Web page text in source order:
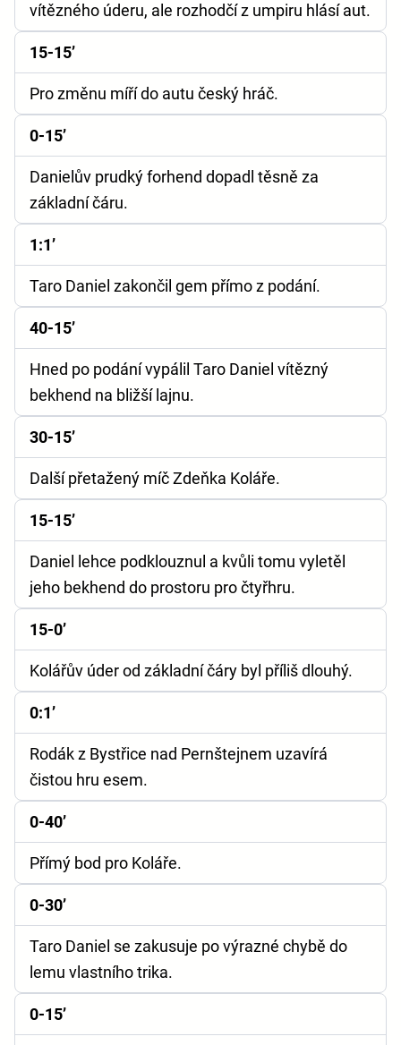
vítězného úderu, ale rozhodčí z umpiru hlásí aut.
15-15’
Pro změnu míří do autu český hráč.
0-15’
Danielův prudký forhend dopadl těsně za
základní čáru.
1:1’
Taro Daniel zakončil gem přímo z podání.
40-15’
Hned po podání vypálil Taro Daniel vítězný
bekhend na bližší lajnu.
30-15’
Další přetažený míč Zdeňka Koláře.
15-15’
Daniel lehce podklouznul a kvůli tomu vyletěl
jeho bekhend do prostoru pro čtyřhru.
15-0’
Kolářův úder od základní čáry byl příliš dlouhý.
0:1’
Rodák z Bystřice nad Pernštejnem uzavírá
čistou hru esem.
0-40’
Přímý bod pro Koláře.
0-30’
Taro Daniel se zakusuje po výrazné chybě do
lemu vlastního trika.
0-15’